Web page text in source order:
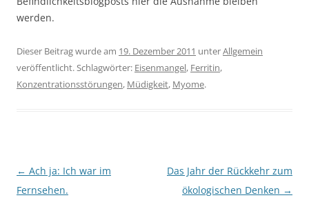
werden.
Dieser Beitrag wurde am 19. Dezember 2011 unterAllgemein
veröffentlicht. Schlagwörter: Eisenmangel, Ferritin,
Konzentrationsstörungen, Müdigkeit, Myome.
Beitragsnavigation
← Ach ja: Ich war im
Fernsehen.
Das Jahr der Rückkehr zum
ökologischen Denken →